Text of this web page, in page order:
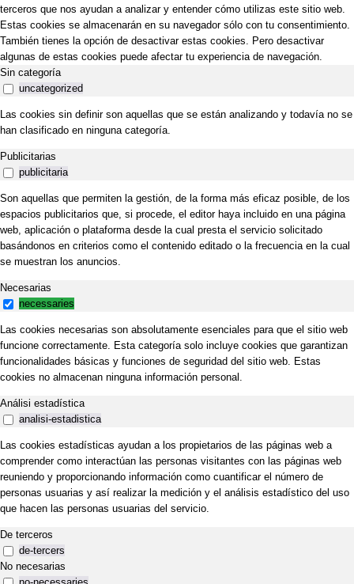
terceros que nos ayudan a analizar y entender cómo utilizas este sitio web.
Estas cookies se almacenarán en su navegador sólo con tu consentimiento.
También tienes la opción de desactivar estas cookies. Pero desactivar
algunas de estas cookies puede afectar tu experiencia de navegación.
Sin categoría
uncategorized
Las cookies sin definir son aquellas que se están analizando y todavía no se
han clasificado en ninguna categoría.
Publicitarias
publicitaria
Son aquellas que permiten la gestión, de la forma más eficaz posible, de los
espacios publicitarios que, si procede, el editor haya incluido en una página
web, aplicación o plataforma desde la cual presta el servicio solicitado
basándonos en criterios como el contenido editado o la frecuencia en la cual
se muestran los anuncios.
Necesarias
necessaries
Las cookies necesarias son absolutamente esenciales para que el sitio web
funcione correctamente. Esta categoría solo incluye cookies que garantizan
funcionalidades básicas y funciones de seguridad del sitio web. Estas
cookies no almacenan ninguna información personal.
Análisi estadística
analisi-estadistica
Las cookies estadísticas ayudan a los propietarios de las páginas web a
comprender como interactúan las personas visitantes con las páginas web
reuniendo y proporcionando información como cuantificar el número de
personas usuarias y así realizar la medición y el análisis estadístico del uso
que hacen las personas usuarias del servicio.
De terceros
de-tercers
No necesarias